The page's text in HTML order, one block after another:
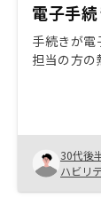
電子手
手続きが電
担当の方の
30代後
ハビリ